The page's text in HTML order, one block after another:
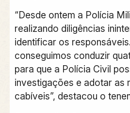
“Desde ontem a Polícia
realizando diligências
identificar os
conseguimos conduzir
para que a Polícia Civil
investigações e adotar as
cabíveis”, destacou o